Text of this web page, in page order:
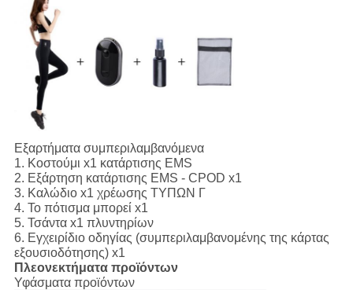
Εξαρτήματα συμπεριλαμβανόμενα
1. Κοστούμι x1 κατάρτισης EMS
2. Εξάρτηση κατάρτισης EMS - CPOD x1
3. Καλώδιο x1 χρέωσης ΤΥΠΩΝ Γ
4. Το πότισμα μπορεί x1
5. Τσάντα x1 πλυντηρίων
6. Εγχειρίδιο οδηγίας (συμπεριλαμβανομένης της κάρτας
εξουσιοδότησης) x1
Πλεονεκτήματα προϊόντων
Υφάσματα προϊόντων